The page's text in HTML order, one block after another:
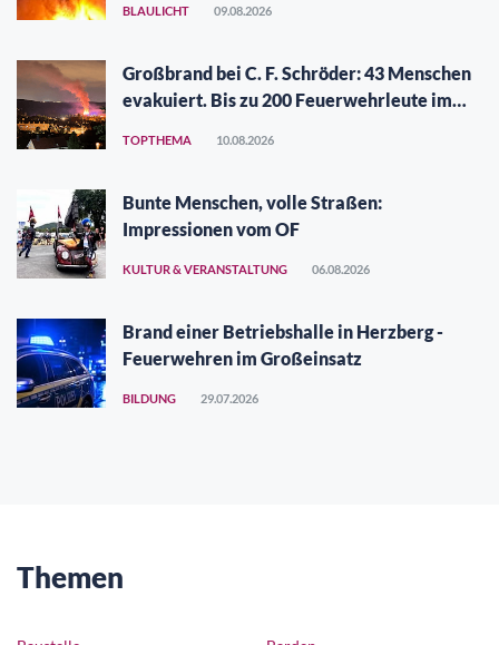
BLAULICHT 09.08.2026
Großbrand bei C. F. Schröder: 43 Menschen
evakuiert. Bis zu 200 Feuerwehrleute im
TOPTHEMA 10.08.2026
Bunte Menschen, volle Straßen:
Impressionen vom OF
KULTUR & VERANSTALTUNG 06.08.2026
Brand einer Betriebshalle in Herzberg -
Feuerwehren im Großeinsatz
BILDUNG 29.07.2026
Themen